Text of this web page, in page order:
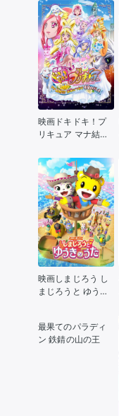
映画ドキドキ！プ
リキュア マナ結
希望のドレス
映画しまじろう し
まじろうと ゆうき
最果てのパラディ
ン 鉄錆の山の王